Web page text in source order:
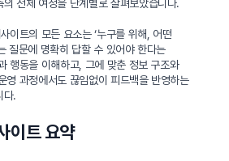
전체 여정을 단계별로 살펴보았습니다.
이트의 모든 요소는 ‘누구를 위해, 어떤
질문에 명확히 답할 수 있어야 한다는
행동을 이해하고, 그에 맞춘 정보 구조와
영 과정에서도 끊임없이 피드백을 반영하는
다.
이트 요약